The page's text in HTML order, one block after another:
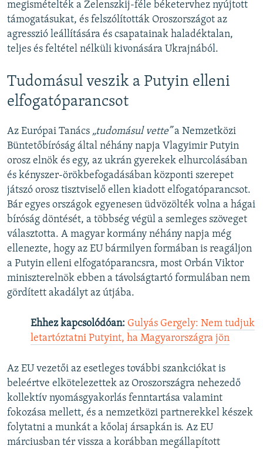
megismételték a Zelenszkij-féle béketervhez nyújtott
támogatásukat, és felszólították Oroszországot az
agresszió leállítására és csapatainak haladéktalan,
teljes és feltétel nélküli kivonására Ukrajnából.
Tudomásul veszik a Putyin elleni
elfogatóparancsot
Az Európai Tanács „tudomásul vette”a Nemzetközi
Büntetőbíróság által néhány napja Vlagyimir Putyin
orosz elnök és egy, az ukrán gyerekek elhurcolásában
és kényszer-örökbefogadásában központi szerepet
játszó orosz tisztviselő ellen kiadott elfogatóparancsot.
Bár egyes országok egyenesen üdvözölték volna a hágai
bíróság döntését, a többség végül a semleges szöveget
választotta. A magyar kormány néhány napja még
ellenezte, hogy az EU bármilyen formában is reagáljon
a Putyin elleni elfogatóparancsra, most Orbán Viktor
miniszterelnök ebben a távolságtartó formulában nem
gördített akadályt az útjába.
Ehhez kapcsolódóan: Gulyás Gergely: Nem tudjuk
letartóztatni Putyint, ha Magyarországra jön
Az EU vezetői az esetleges további szankciókat is
beleértve elkötelezettek az Oroszországra nehezedő
kollektív nyomásgyakorlás fenntartása valamint
fokozása mellett, és a nemzetközi partnerekkel készek
folytatni a munkát a kőolaj ársapkán is. Az EU
márciusban tér vissza a korábban megállapított